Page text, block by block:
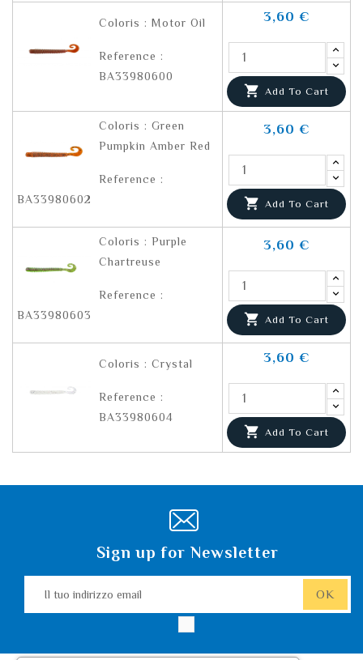
Coloris : Motor Oil
Reference :
BA33980600
3,60 €
 Add To Cart
Coloris : Green
Pumpkin Amber Red
Reference :
BA33980602
3,60 €
 Add To Cart
Coloris : Purple
Chartreuse
Reference :
BA33980603
3,60 €
 Add To Cart
Coloris : Crystal
Reference :
BA33980604
3,60 €
 Add To Cart
Sign up for Newsletter